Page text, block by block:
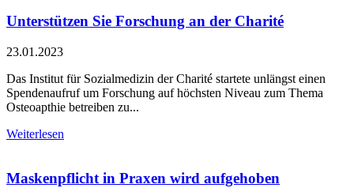
Unterstützen Sie Forschung an der Charité
23.01.2023
Das Institut für Sozialmedizin der Charité startete unlängst einen
Spendenaufruf um Forschung auf höchsten Niveau zum Thema
Osteoapthie betreiben zu...
Weiterlesen
Maskenpflicht in Praxen wird aufgehoben